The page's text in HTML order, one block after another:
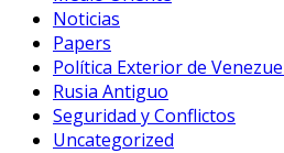
Noticias
Papers
Política Exterior de
Rusia Antiguo
Seguridad y Conflictos
Uncategorized